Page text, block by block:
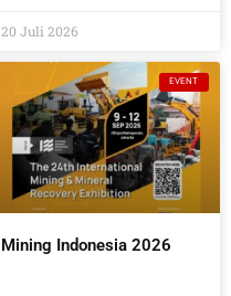
Industri Sekaligus
Masyarakat
20 Juli 2026
EVENT
Mining Indonesia 2026